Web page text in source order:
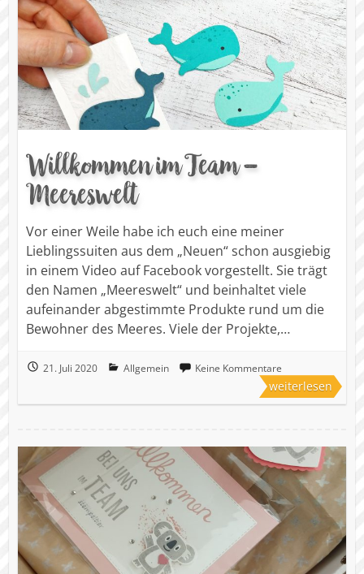
Willkommen im Team –
Meereswelt
Vor einer Weile habe ich euch eine meiner
Lieblingssuiten aus dem „Neuen“ schon ausgiebig
in einem Video auf Facebook vorgestellt. Sie trägt
den Namen „Meereswelt“ und beinhaltet viele
aufeinander abgestimmte Produkte rund um die
Bewohner des Meeres. Viele der Projekte,…
21. Juli 2020 Allgemein Keine Kommentare
weiterlesen